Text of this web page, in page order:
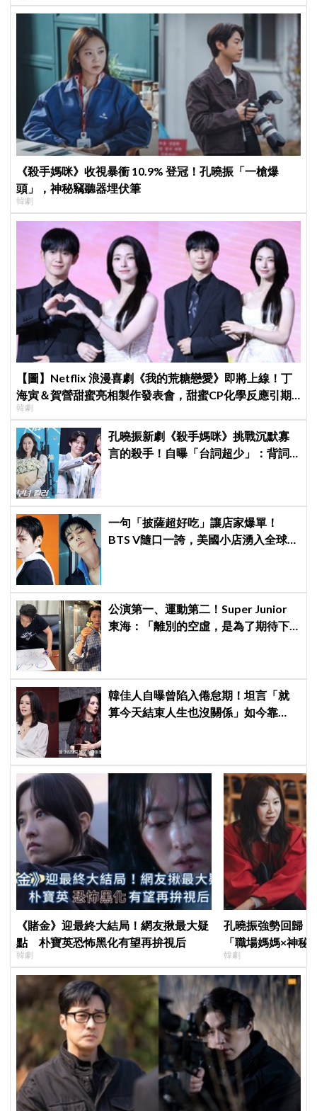
《殺手媽咪》收視暴衝 10.9% 登冠！孔曉振「一槍爆
頭」，神秘竊聽器埋伏筆
韓劇
【圖】Netflix 浪漫喜劇《我的荒糖戀愛》即將上線！丁
海寅＆賀營甜蜜亮相製作發表會，甜蜜CP化學反應引期
待
韓劇
孔曉振新劇《殺手媽咪》挑戰沉默寡
言的殺手！自曝「台詞超少」：背詞
一句「披薩超好吃」讓店家爆單！
BTS V隨口一誇，美國小店湧入全球
公演第一、運動第二！Super Junior
東海：「離別的空虛，是為了期待下
韓佳人自曝曾陷入倦怠期！坦言「就
算今天結束人生也沒關係」如今靠
《賭金》迎最終大結局！網友揪最大疑
點 朴寶英恐怖黑化有望再拚視后
韓劇
孔曉振強勢回歸
「職場媽媽×神秘
鄭準元展開反差夫
韓劇